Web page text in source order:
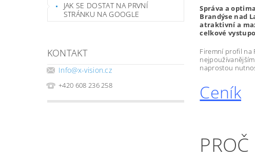
JAK SE DOSTAT NA PRVNÍ
STRÁNKU NA GOOGLE
KONTAKT
Info@x-vision.cz
+420 608 236 258
Správa a
Brandýse nad
atraktivní a
celkové
Firemní profil na
naprostou
Ceník